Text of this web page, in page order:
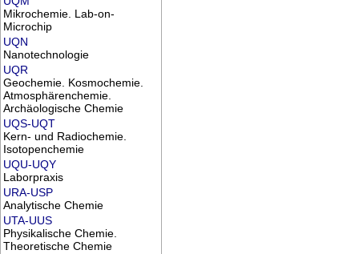
Mikrochemie. Lab-on-
Microchip
UQN
Nanotechnologie
UQR
Geochemie. Kosmochemie.
Atmosphärenchemie.
Archäologische Chemie
UQS-UQT
Kern- und Radiochemie.
Isotopenchemie
UQU-UQY
Laborpraxis
URA-USP
Analytische Chemie
UTA-UUS
Physikalische Chemie.
Theoretische Chemie